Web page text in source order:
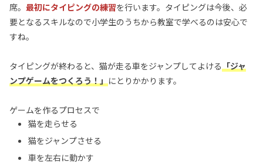
席。 最初にタイピングの練習を行います。タイピングは今後、必
要となるスキルなので小学生のうちから教室で学べるのは安心で
すね。
タイピングが終わると、猫が走る車をジャンプしてよける「ジャ
ンプゲームをつくろう！」にとりかかります。
ゲームを作るプロセスで
猫を走らせる
猫をジャンプさせる
車を左右に動かす